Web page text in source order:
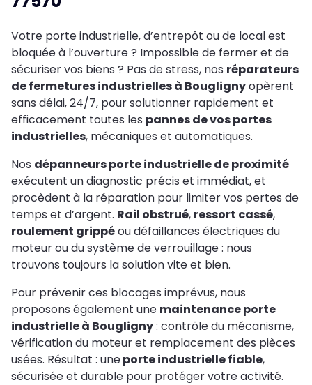
Votre porte industrielle, d’entrepôt ou de local est
bloquée à l’ouverture ? Impossible de fermer et de
sécuriser vos biens ? Pas de stress, nos réparateurs
de fermetures industrielles à Bouglignyopèrent
sans délai, 24/7, pour solutionner rapidement et
efficacement toutes les pannes de vos portes
industrielles, mécaniques et automatiques.
Nos dépanneurs porte industrielle de proximité
exécutent un diagnostic précis et immédiat, et
procèdent à la réparation pour limiter vos pertes de
temps et d’argent. Rail obstrué, ressort cassé,
roulement grippéou défaillances électriques du
moteur ou du système de verrouillage : nous
trouvons toujours la solution vite et bien.
Pour prévenir ces blocages imprévus, nous
proposons également une maintenance porte
industrielle à Bougligny: contrôle du mécanisme,
vérification du moteur et remplacement des pièces
usées. Résultat : uneporte industrielle fiable,
sécurisée et durable pour protéger votre activité.